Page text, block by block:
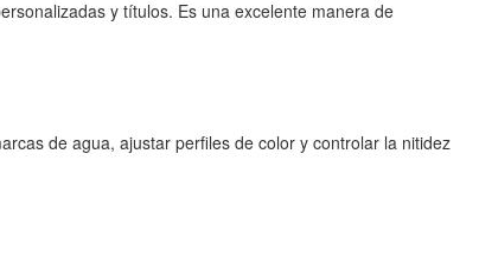
y títulos. Es una excelente manera de
de agua, ajustar perfiles de color y controlar la nitidez